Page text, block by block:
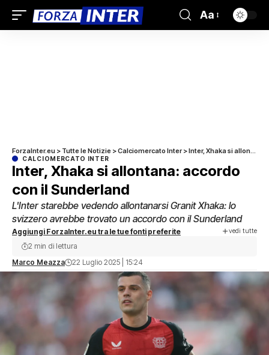
Aa
ForzaInter.eu > Tutte le Notizie >Calciomercato Inter>Inter, Xhaka si allontana: accordo con il Sunderland
CALCIOMERCATO INTER
Inter, Xhaka si allontana: accordo
con il Sunderland
L'Inter starebbe vedendo allontanarsi Granit Xhaka: lo
svizzero avrebbe trovato un accordo con il Sunderland
Aggiungi ForzaInter.eu tra le tue fonti preferite vedi tutte
Marco Meazza 22 Luglio 2025 | 15:24
2 min di lettura